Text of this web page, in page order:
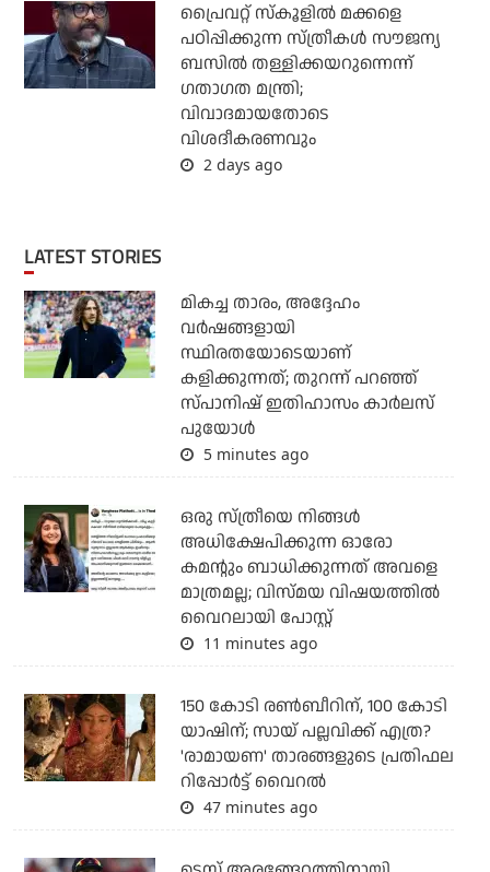
പ്രൈവറ്റ് സ്‌കൂളില്‍ മക്കളെ
പഠിപ്പിക്കുന്ന സ്ത്രീകള്‍ സൗജന്യ
ബസില്‍ തള്ളിക്കയറുന്നെന്ന്
ഗതാഗത മന്ത്രി;
വിവാദമായതോടെ
വിശദീകരണവും
2 days ago
LATEST STORIES
മികച്ച താരം, അദ്ദേഹം
വര്‍ഷങ്ങളായി
സ്ഥിരതയോടെയാണ്
കളിക്കുന്നത്; തുറന്ന് പറഞ്ഞ്
സ്പാനിഷ് ഇതിഹാസം കാര്‍ലസ്
പുയോള്‍
5 minutes ago
ഒരു സ്ത്രീയെ നിങ്ങള്‍
അധിക്ഷേപിക്കുന്ന ഓരോ
കമന്റും ബാധിക്കുന്നത് അവളെ
മാത്രമല്ല; വിസ്മയ വിഷയത്തില്‍
വൈറലായി പോസ്റ്റ്
11 minutes ago
150 കോടി രൺബീറിന്, 100 കോടി
യാഷിന്; സായ് പല്ലവിക്ക് എത്ര?
'രാമായണ' താരങ്ങളുടെ പ്രതിഫല
റിപ്പോർട്ട് വൈറൽ
47 minutes ago